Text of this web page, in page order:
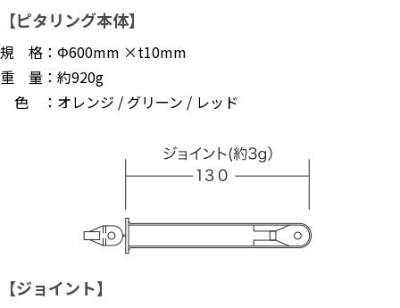
【ピタリング本体】
規 格：Φ600mm ×t10mm
重 量：約920g
色 ：オレンジ / グリーン / レッド
【ジョイント】